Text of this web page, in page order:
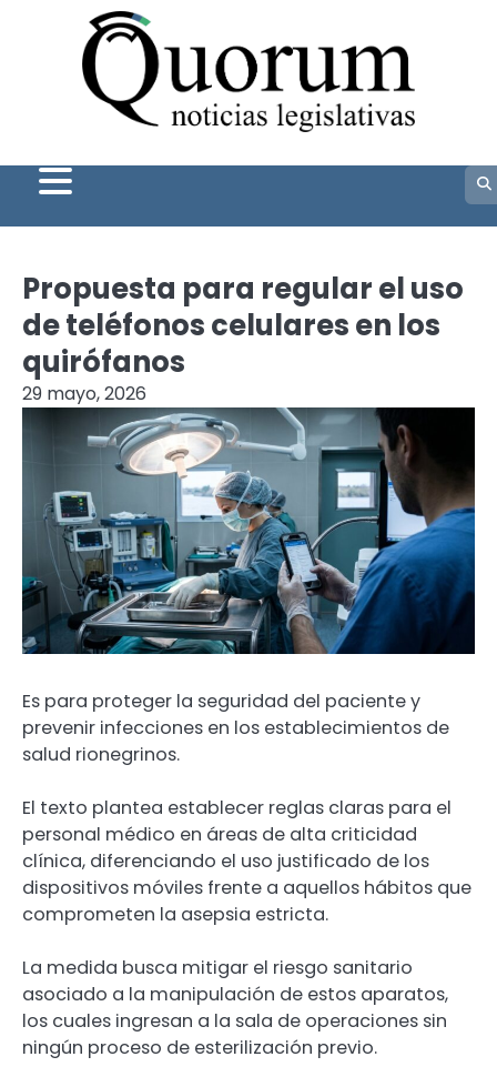
Propuesta para regular el uso
de teléfonos celulares en los
quirófanos
29 mayo, 2026
Es para proteger la seguridad del paciente y
prevenir infecciones en los establecimientos de
salud rionegrinos.
El texto plantea establecer reglas claras para el
personal médico en áreas de alta criticidad
clínica, diferenciando el uso justificado de los
dispositivos móviles frente a aquellos hábitos que
comprometen la asepsia estricta.
La medida busca mitigar el riesgo sanitario
asociado a la manipulación de estos aparatos,
los cuales ingresan a la sala de operaciones sin
ningún proceso de esterilización previo.